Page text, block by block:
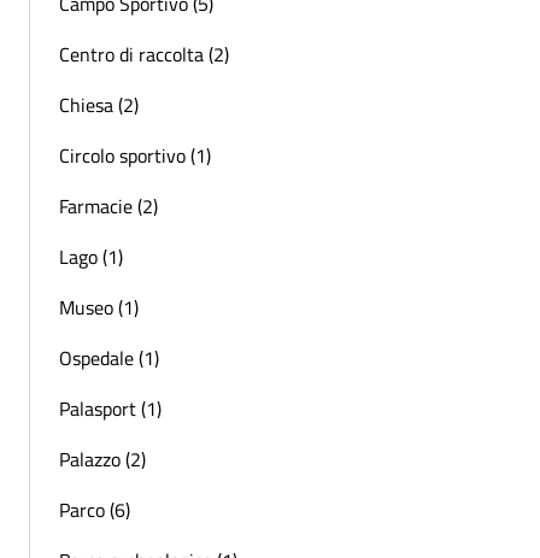
Centro di raccolta (2)
Chiesa (2)
Circolo sportivo (1)
Farmacie (2)
Lago (1)
Museo (1)
Ospedale (1)
Palasport (1)
Palazzo (2)
Parco (6)